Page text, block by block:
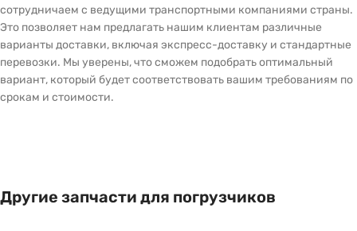
сотрудничаем с ведущими транспортными компаниями страны.
Это позволяет нам предлагать нашим клиентам различные
варианты доставки, включая экспресс-доставку и стандартные
перевозки. Мы уверены, что сможем подобрать оптимальный
вариант, который будет соответствовать вашим требованиям по
срокам и стоимости.
Другие запчасти для погрузчиков